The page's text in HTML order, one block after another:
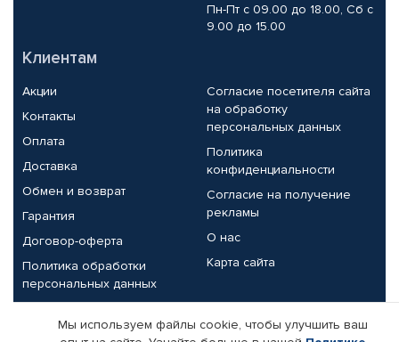
Пн-Пт с 09.00 до 18.00, Сб с
9.00 до 15.00
Клиентам
Акции
Контакты
Оплата
Доставка
Обмен и возврат
Гарантия
Договор-оферта
Политика обработки
персональных данных
Согласие посетителя сайта
на обработку
персональных данных
Политика
конфиденциальности
Согласие на получение
рекламы
О нас
Карта сайта
Партнерам
Мы используем файлы cookie, чтобы улучшить ваш